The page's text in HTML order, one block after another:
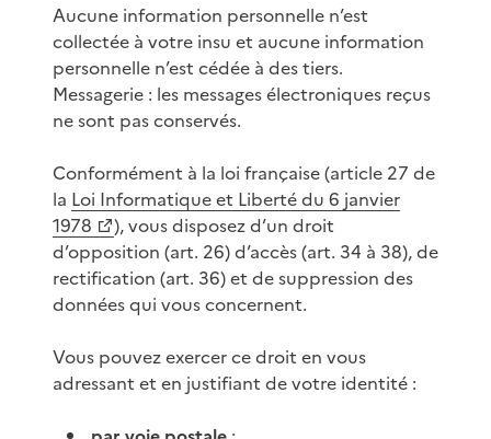
Aucune information personnelle n’est
collectée à votre insu et aucune information
personnelle n’est cédée à des tiers.
Messagerie : les messages électroniques reçus
ne sont pas conservés.
Conformément à la loi française (article 27 de
la Loi Informatique et Liberté du 6 janvier
1978
), vous disposez d’un droit
d’opposition (art. 26) d’accès (art. 34 à 38), de
rectification (art. 36) et de suppression des
données qui vous concernent.
Vous pouvez exercer ce droit en vous
adressant et en justifiant de votre identité :